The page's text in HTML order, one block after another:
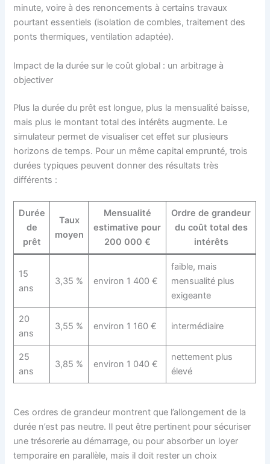
minute, voire à des renoncements à certains travaux
pourtant essentiels (isolation de combles, traitement des
ponts thermiques, ventilation adaptée).
Impact de la durée sur le coût global : un arbitrage à
objectiver
Plus la durée du prêt est longue, plus la mensualité baisse,
mais plus le montant total des intérêts augmente. Le
simulateur permet de visualiser cet effet sur plusieurs
horizons de temps. Pour un même capital emprunté, trois
durées typiques peuvent donner des résultats très
différents :
Durée
de
prêt
Taux
moyen
Mensualité
estimative pour
200 000 €
Ordre de grandeur
du coût total des
intérêts
15
ans
3,35 % environ 1 400 €
faible, mais
mensualité plus
exigeante
20
ans
3,55 % environ 1 160 € intermédiaire
25
ans
3,85 % environ 1 040 €
nettement plus
élevé
Ces ordres de grandeur montrent que l’allongement de la
durée n’est pas neutre. Il peut être pertinent pour sécuriser
une trésorerie au démarrage, ou pour absorber un loyer
temporaire en parallèle, mais il doit rester un choix